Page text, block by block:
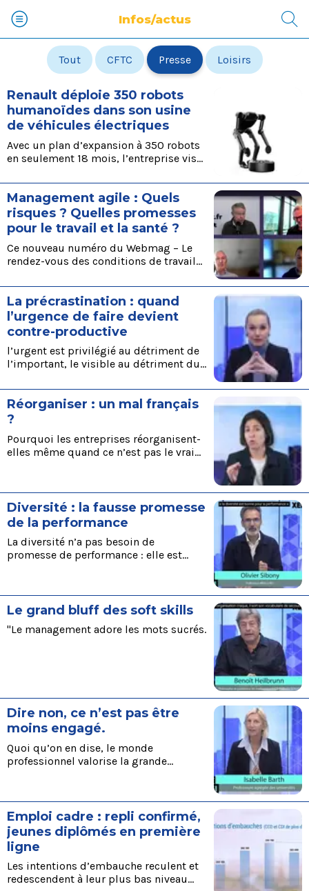
Infos/actus
Tout CFTC Presse Loisirs
Renault déploie 350 robots
humanoïdes dans son usine
de véhicules électriques
Avec un plan d’expansion à 350 robots
en seulement 18 mois, l’entreprise vise
30 % et les coûts de 20 % Renault
intègre des robots humanoïdes à sa
production et révolutionne déjà la
fabrication des véhicules électriques.
Management agile : Quels
risques ? Quelles promesses
pour le travail et la santé ?
Ce nouveau numéro du Webmag – Le
rendez-vous des conditions de travail
Rousseau, propose des points de vue
et repères sur le recours aux méthodes
agiles de conduite du changement en
entreprise et sur leurs effets.
La précrastination : quand
l’urgence de faire devient
contre-productive
l’urgent est privilégié au détriment de
l’important, le visible au détriment du
amenuise la qualité du travail produit.
Accéder au contenu complet ici
Réorganiser : un mal français
?
Pourquoi les entreprises réorganisent-
elles même quand ce n’est pas le vrai
Diversité : la fausse promesse
de la performance
La diversité n’a pas besoin de
promesse de performance : elle est
Le grand bluff des soft skills
''Le management adore les mots sucrés.
Dire non, ce n’est pas être
moins engagé.
Quoi qu’on en dise, le monde
professionnel valorise la grande
Emploi cadre : repli confirmé,
jeunes diplômés en première
ligne
Les intentions d’embauche reculent et
redescendent à leur plus bas niveau